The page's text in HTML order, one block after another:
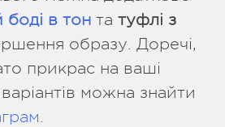
в тон та туфлі з
образу. Доречі,
прикрас на ваші
можна знайти